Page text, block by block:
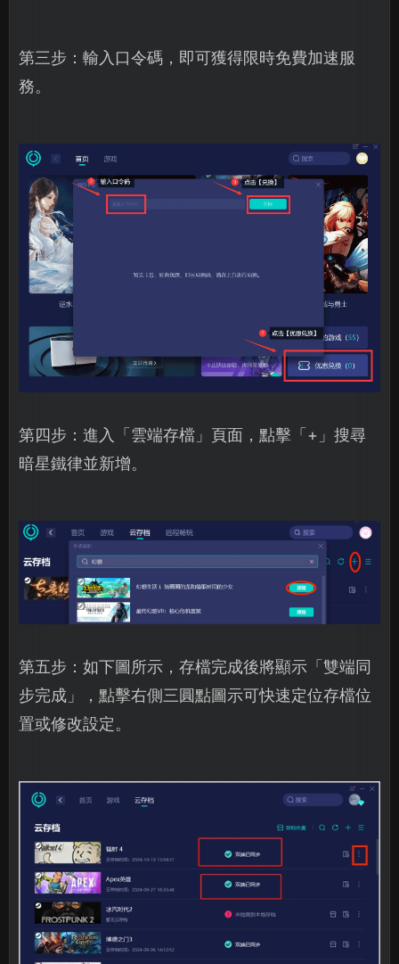
第三步：輸入口令碼，即可獲得限時免費加速服
務。
第四步：進入「雲端存檔」頁面，點擊「+」搜尋
暗星鐵律並新增。
第五步：如下圖所示，存檔完成後將顯示「雙端同
步完成」，點擊右側三圓點圖示可快速定位存檔位
置或修改設定。